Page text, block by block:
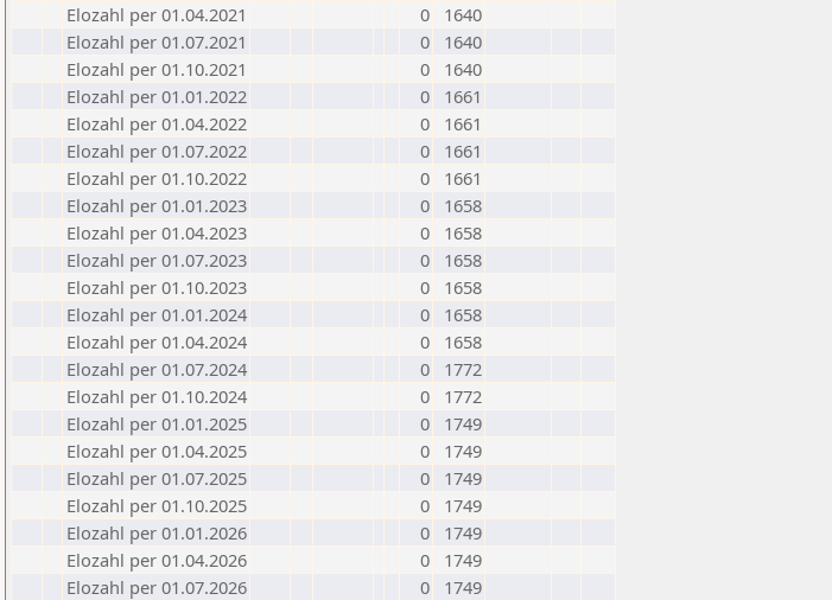
Elozahl per 01.04.2021
0
1640
Elozahl per 01.07.2021
0
1640
Elozahl per 01.10.2021
0
1640
Elozahl per 01.01.2022
0
1661
Elozahl per 01.04.2022
0
1661
Elozahl per 01.07.2022
0
1661
Elozahl per 01.10.2022
0
1661
Elozahl per 01.01.2023
0
1658
Elozahl per 01.04.2023
0
1658
Elozahl per 01.07.2023
0
1658
Elozahl per 01.10.2023
0
1658
Elozahl per 01.01.2024
0
1658
Elozahl per 01.04.2024
0
1658
Elozahl per 01.07.2024
0
1772
Elozahl per 01.10.2024
0
1772
Elozahl per 01.01.2025
0
1749
Elozahl per 01.04.2025
0
1749
Elozahl per 01.07.2025
0
1749
Elozahl per 01.10.2025
0
1749
Elozahl per 01.01.2026
0
1749
Elozahl per 01.04.2026
0
1749
Elozahl per 01.07.2026
0 1749